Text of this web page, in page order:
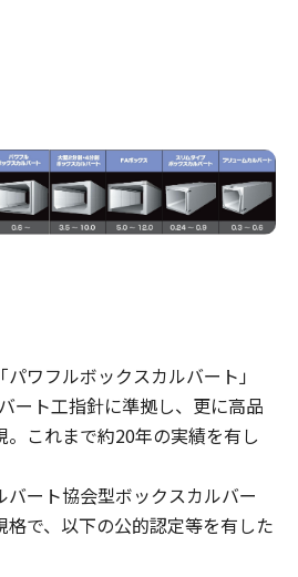
ワフルボックスカルバート」
ート工指針に準拠し、更に高品
これまで約20年の実績を有し
バート協会型ボックスカルバー
格で、以下の公的認定等を有した